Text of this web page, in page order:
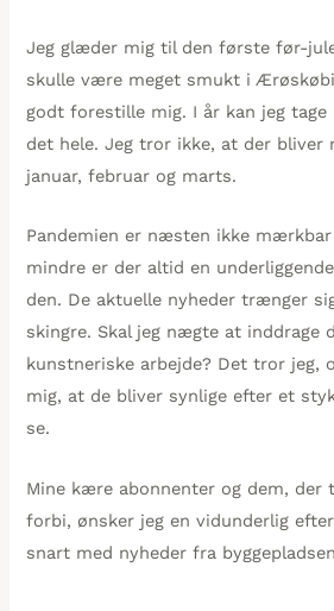
Jeg glæder mig til den første før-
skulle være meget smukt i
godt forestille mig. I år kan jeg
det hele. Jeg tror ikke, at der
januar, februar og marts.
Pandemien er næsten ikke
mindre er der altid en
den. De aktuelle nyheder trænger
skingre. Skal jeg nægte at inddrage
kunstneriske arbejde? Det tror jeg,
mig, at de bliver synlige efter et
se.
Mine kære abonnenter og dem,
forbi, ønsker jeg en vidunderlig
snart med nyheder fra